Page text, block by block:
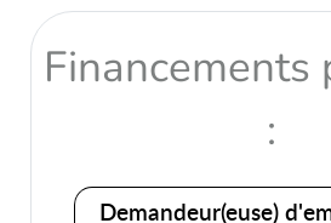
Financements
:
Demandeur(euse)